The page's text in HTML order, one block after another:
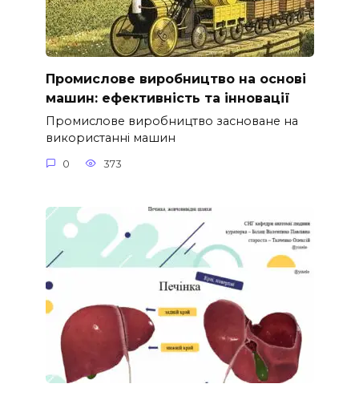
Промислове виробництво на основі
машин: ефективність та інновації
Промислове виробництво засноване на
використанні машин
0 373